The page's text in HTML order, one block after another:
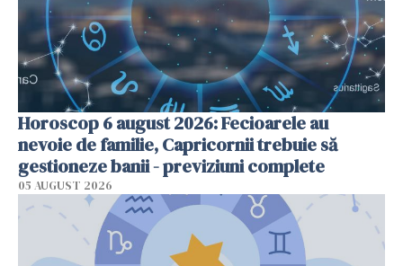
Horoscop 6 august 2026: Fecioarele au
nevoie de familie, Capricornii trebuie să
gestioneze banii - previziuni complete
05 AUGUST 2026